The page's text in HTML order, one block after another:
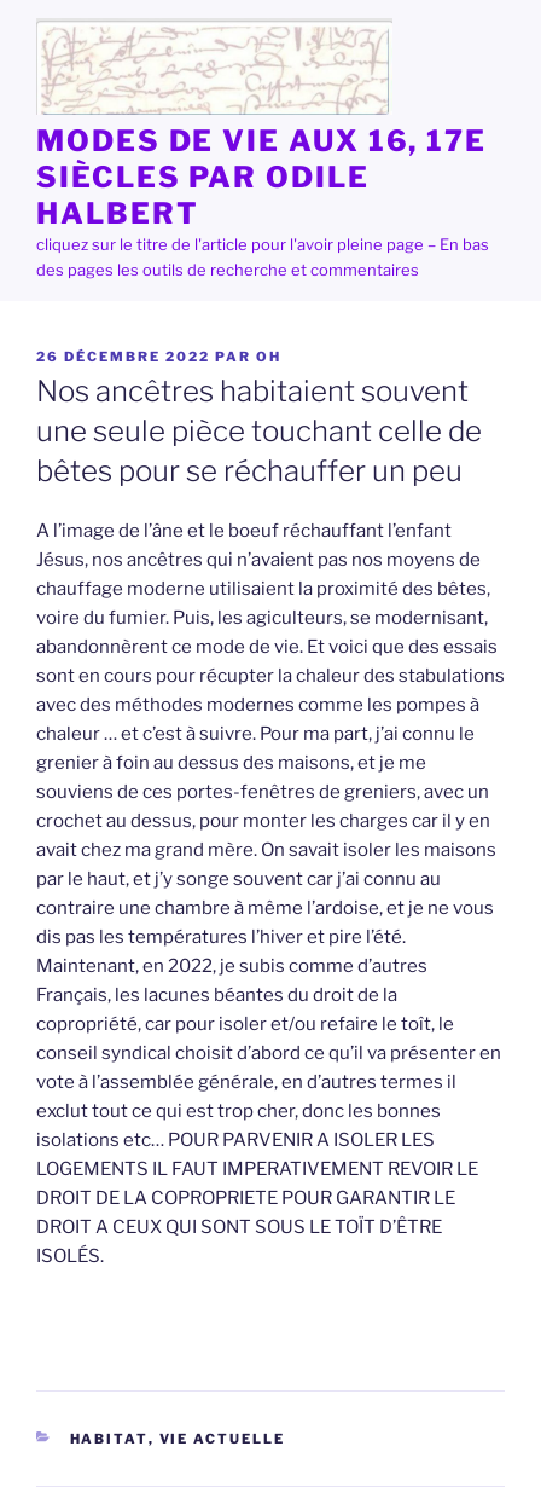
contenu
principal
MODES DE VIE AUX 16, 17E
SIÈCLES PAR ODILE
HALBERT
cliquez sur le titre de l'article pour l'avoir pleine page – En bas
des pages les outils de recherche et commentaires
PUBLIÉ
LE
26 DÉCEMBRE 2022 PAR OH
Nos ancêtres habitaient souvent
une seule pièce touchant celle de
bêtes pour se réchauffer un peu
A l’image de l’âne et le boeuf réchauffant l’enfant
Jésus, nos ancêtres qui n’avaient pas nos moyens de
chauffage moderne utilisaient la proximité des bêtes,
voire du fumier. Puis, les agiculteurs, se modernisant,
abandonnèrent ce mode de vie. Et voici que des essais
sont en cours pour récupter la chaleur des stabulations
avec des méthodes modernes comme les pompes à
chaleur … et c’est à suivre. Pour ma part, j’ai connu le
grenier à foin au dessus des maisons, et je me
souviens de ces portes-fenêtres de greniers, avec un
crochet au dessus, pour monter les charges car il y en
avait chez ma grand mère. On savait isoler les maisons
par le haut, et j’y songe souvent car j’ai connu au
contraire une chambre à même l’ardoise, et je ne vous
dis pas les températures l’hiver et pire l’été.
Maintenant, en 2022, je subis comme d’autres
Français, les lacunes béantes du droit de la
copropriété, car pour isoler et/ou refaire le toît, le
conseil syndical choisit d’abord ce qu’il va présenter en
vote à l’assemblée générale, en d’autres termes il
exclut tout ce qui est trop cher, donc les bonnes
isolations etc… POUR PARVENIR A ISOLER LES
LOGEMENTS IL FAUT IMPERATIVEMENT REVOIR LE
DROIT DE LA COPROPRIETE POUR GARANTIR LE
DROIT A CEUX QUI SONT SOUS LE TOÏT D’ÊTRE
ISOLÉS.
CATÉGORIES
HABITAT, VIE ACTUELLE